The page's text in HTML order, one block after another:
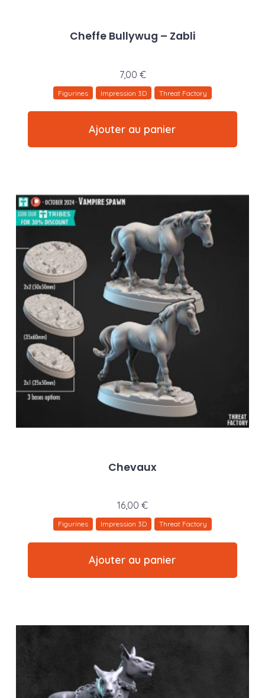
Cheffe Bullywug – Zabli
7,00 €
Figurines Impression 3D Threat Factory
Ajouter au panier
Chevaux
16,00 €
Figurines Impression 3D Threat Factory
Ajouter au panier